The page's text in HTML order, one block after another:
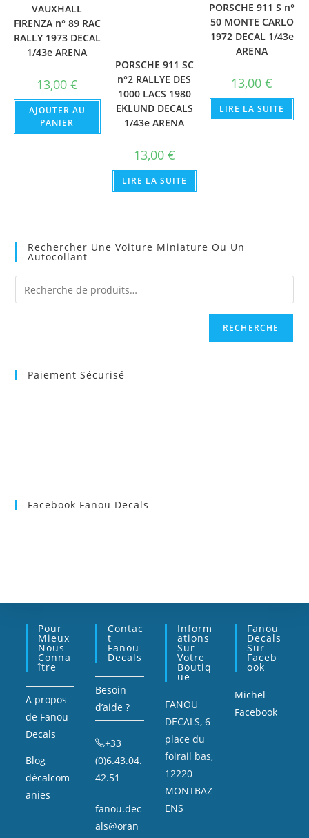
VAUXHALL
FIRENZA n° 89 RAC
RALLY 1973 DECAL
1/43e ARENA
13,00 €
AJOUTER AU
PANIER
PORSCHE 911 SC
n°2 RALLYE DES
1000 LACS 1980
EKLUND DECALS
1/43e ARENA
13,00 €
LIRE LA SUITE
PORSCHE 911 S n°
50 MONTE CARLO
1972 DECAL 1/43e
ARENA
13,00€
LIRE LA SUITE
Rechercher Une Voiture Miniature Ou Un
Autocollant
RECHERCHE
Paiement Sécurisé
Facebook Fanou Decals
Pour
Mieux
Nous
Conna
Ître
A propos
de Fanou
Decals
Blog
décalcom
anies
Contac
T
Fanou
Decals
Besoin
d’aide ?
+33
(0)6.43.04.
42.51
fanou.dec
als@oran
Inform
Ations
Sur
Votre
Boutiq
Ue
FANOU
DECALS, 6
place du
foirail bas,
12220
MONTBAZ
ENS
Fanou
Decals
Sur
Faceb
Ook
Michel
Facebook